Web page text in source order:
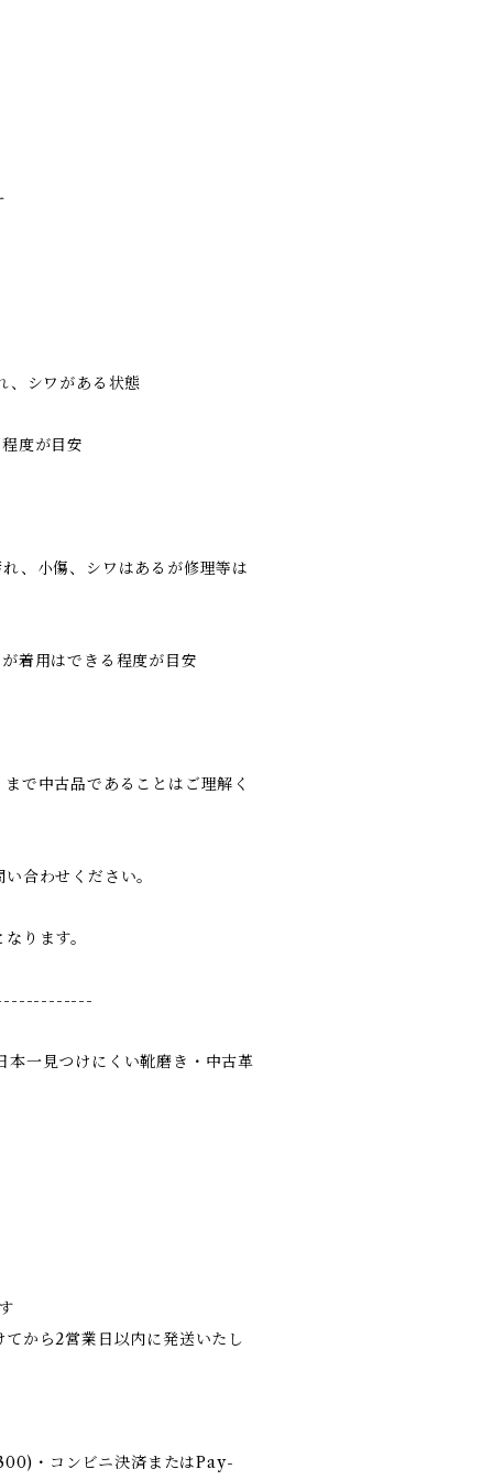
、シワがある状態
度が目安
、小傷、シワはあるが修理等は
着用はできる程度が目安
で中古品であることはご理解く
合わせください。
ります。
一見つけにくい靴磨き・中古革
から2営業日以内に発送いたし
・コンビニ決済またはPay-